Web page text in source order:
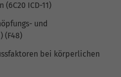
ICD-11)
und
(F48)
bei körperlichen